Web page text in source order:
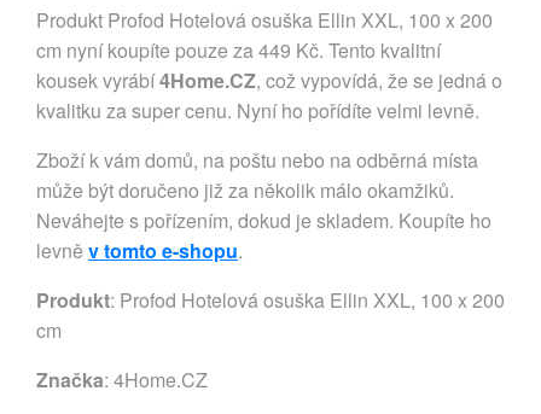
Produkt Profod Hotelová osuška Ellin XXL, 100 x 200
cm nyní koupíte pouze za 449 Kč. Tento kvalitní
kousek vyrábí4Home.CZ, což vypovídá, že se jedná o
kvalitku za super cenu. Nyní ho pořídíte velmi levně.
Zboží k vám domů, na poštu nebo na odběrná místa
může být doručeno již za několik málo okamžiků.
Neváhejte s pořízením, dokud je skladem. Koupíte ho
levně v tomto e-shopu.
Produkt: Profod Hotelová osuška Ellin XXL, 100 x 200
cm
Značka: 4Home.CZ